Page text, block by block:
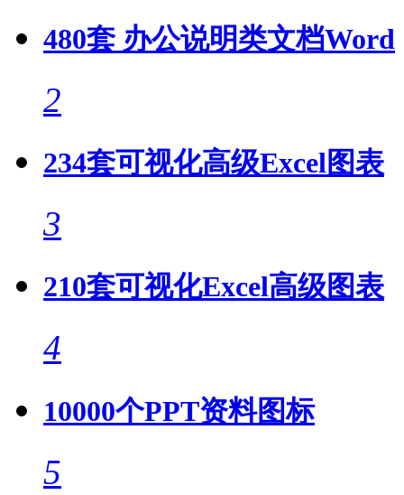
480套 办公说明类文档Word
2
234套可视化高级Excel图表
3
210套可视化Excel高级图表
4
10000个PPT资料图标
5